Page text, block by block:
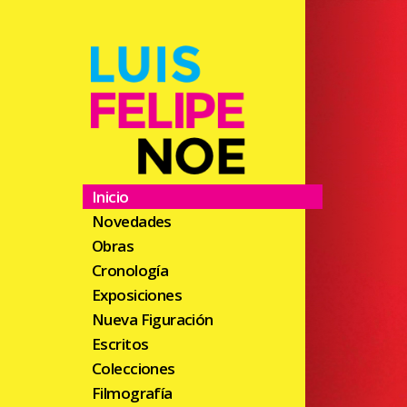
Inicio
Novedades
Obras
Cronología
Exposiciones
Nueva Figuración
Escritos
Colecciones
Filmografía